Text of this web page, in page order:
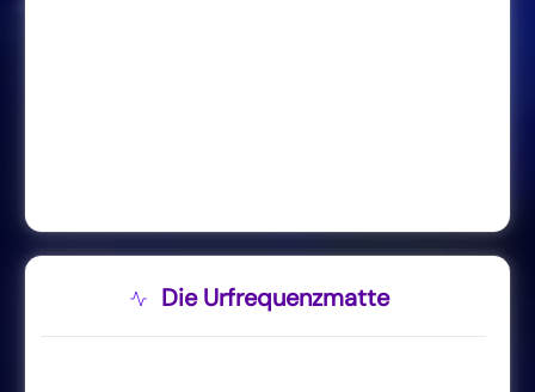
Die Urfrequenzmatte